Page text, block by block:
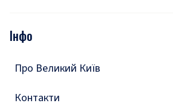
Подкасти
Тести
Інфо
Про Великий Київ
Контакти